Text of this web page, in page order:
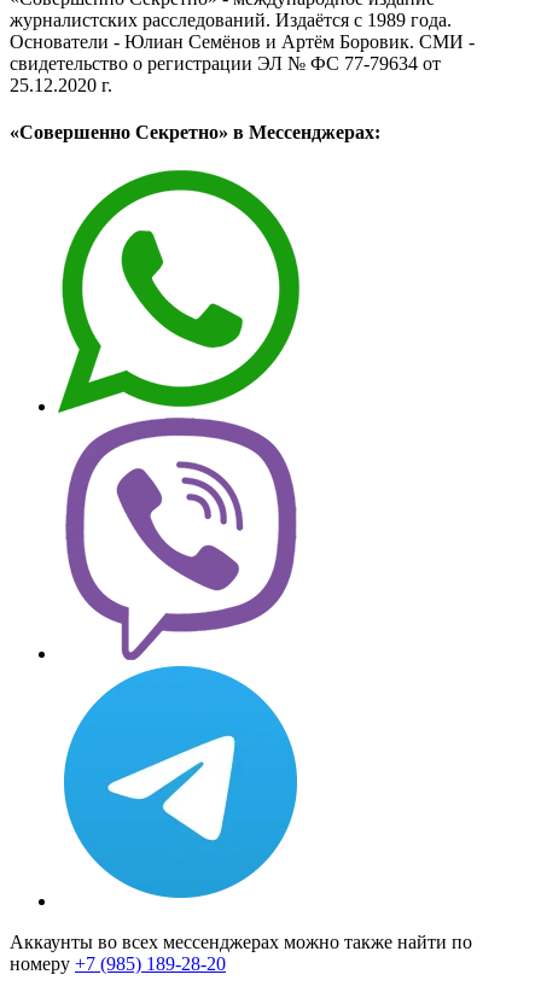
журналистских расследований. Издаётся с 1989 года.
Основатели - Юлиан Семёнов и Артём Боровик. CМИ -
свидетельство о регистрации ЭЛ № ФС 77-79634 от
25.12.2020 г.
«Совершенно Секретно» в Мессенджерах:
Аккаунты во всех мессенджерах можно также найти по
номеру +7 (985) 189-28-20